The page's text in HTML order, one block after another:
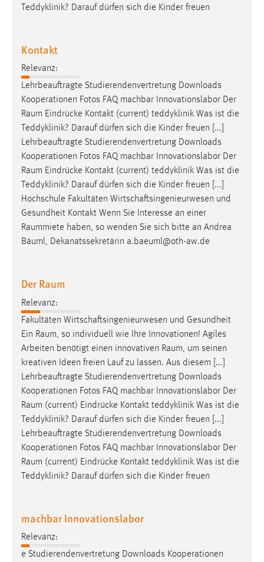
Teddyklinik? Darauf dürfen sich die Kinder freuen
Kontakt
Relevanz:
Lehrbeauftragte Studierendenvertretung Downloads
Kooperationen Fotos FAQ machbar Innovationslabor Der
Raum Eindrücke Kontakt (current) teddyklinik Was ist die
Teddyklinik? Darauf dürfen sich die Kinder freuen [...]
Lehrbeauftragte Studierendenvertretung Downloads
Kooperationen Fotos FAQ machbar Innovationslabor Der
Raum Eindrücke Kontakt (current) teddyklinik Was ist die
Teddyklinik? Darauf dürfen sich die Kinder freuen [...]
Hochschule Fakultäten Wirtschaftsingenieurwesen und
Gesundheit Kontakt Wenn Sie Interesse an einer
Raummiete haben, so wenden Sie sich bitte an Andrea
Bäuml, Dekanatssekretärin a.baeuml@oth-aw.de
Der Raum
Relevanz:
Fakultäten Wirtschaftsingenieurwesen und Gesundheit
Ein Raum, so individuell wie Ihre Innovationen! Agiles
Arbeiten benötigt einen innovativen Raum, um seinen
kreativen Ideen freien Lauf zu lassen. Aus diesem [...]
Lehrbeauftragte Studierendenvertretung Downloads
Kooperationen Fotos FAQ machbar Innovationslabor Der
Raum (current) Eindrücke Kontakt teddyklinik Was ist die
Teddyklinik? Darauf dürfen sich die Kinder freuen [...]
Lehrbeauftragte Studierendenvertretung Downloads
Kooperationen Fotos FAQ machbar Innovationslabor Der
Raum (current) Eindrücke Kontakt teddyklinik Was ist die
Teddyklinik? Darauf dürfen sich die Kinder freuen
machbar Innovationslabor
Relevanz:
e Studierendenvertretung Downloads Kooperationen
Name:
Zweck:
Dieser Cookie ist notwendig um sich an der Website
einloggen zu können.
Cookie Laufzeit:
24 Stunden
STATISTIK
Statistik Cookies erfassen Informationen anonym.
Diese Informationen helfen uns zu verstehen, wie
unsere Besucher unsere Website nutzen.
Matomo
Name:
Zweck:
Cookie Laufzeit:
Max. 13 Monate
MARKETING
Marketing Cookies werden von Drittanbietern
verwendet, um personalisierte Werbung anzuzeigen.
Sie tun dies, indem sie Besucher über Websites
hinweg verfolgen.
Google Ads
Google Ireland Limited